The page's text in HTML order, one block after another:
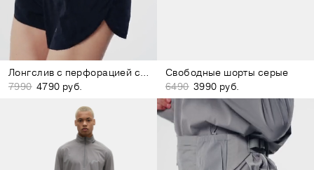
Лонгслив с перфорацией серый
7990 4790 руб.
Свободные шорты серые
6490 3990 руб.